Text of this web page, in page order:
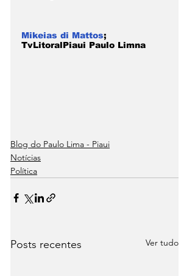
Mikeias di Mattos;
TvLitoralPiaui Paulo Limna
Blog do Paulo Lima - Piaui
Notícias
Política
Posts recentes Ver tudo